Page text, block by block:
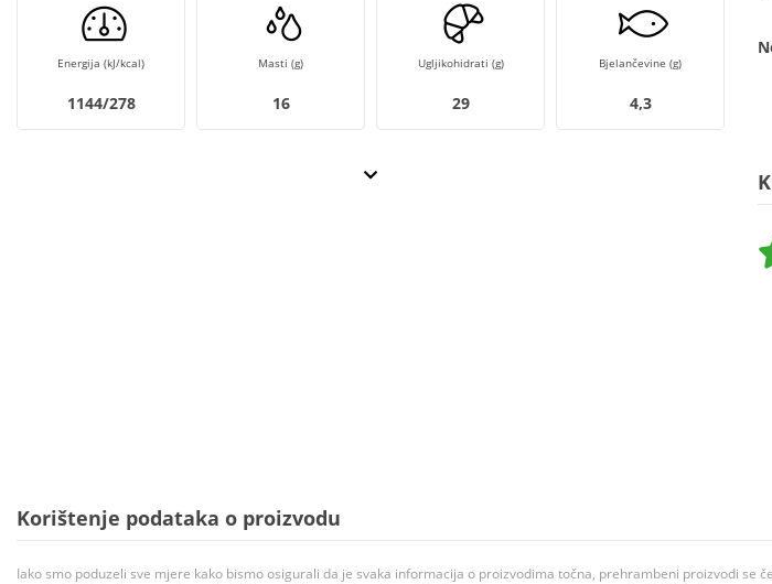
Energija (kJ/kcal)
1144/278
Masti (g)
16
Ugljikohidrati (g)
29
Bjelančevine (g)
4,3
Korištenje podataka o proizvodu
Iako smo poduzeli sve mjere kako bismo osigurali da je svaka informacija o proizvodima točna, prehrambeni proizvodi